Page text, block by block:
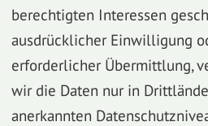
berechtigten Interessen
ausdrücklicher Einwilligung
erforderlicher Übermittlung,
wir die Daten nur in
anerkannten